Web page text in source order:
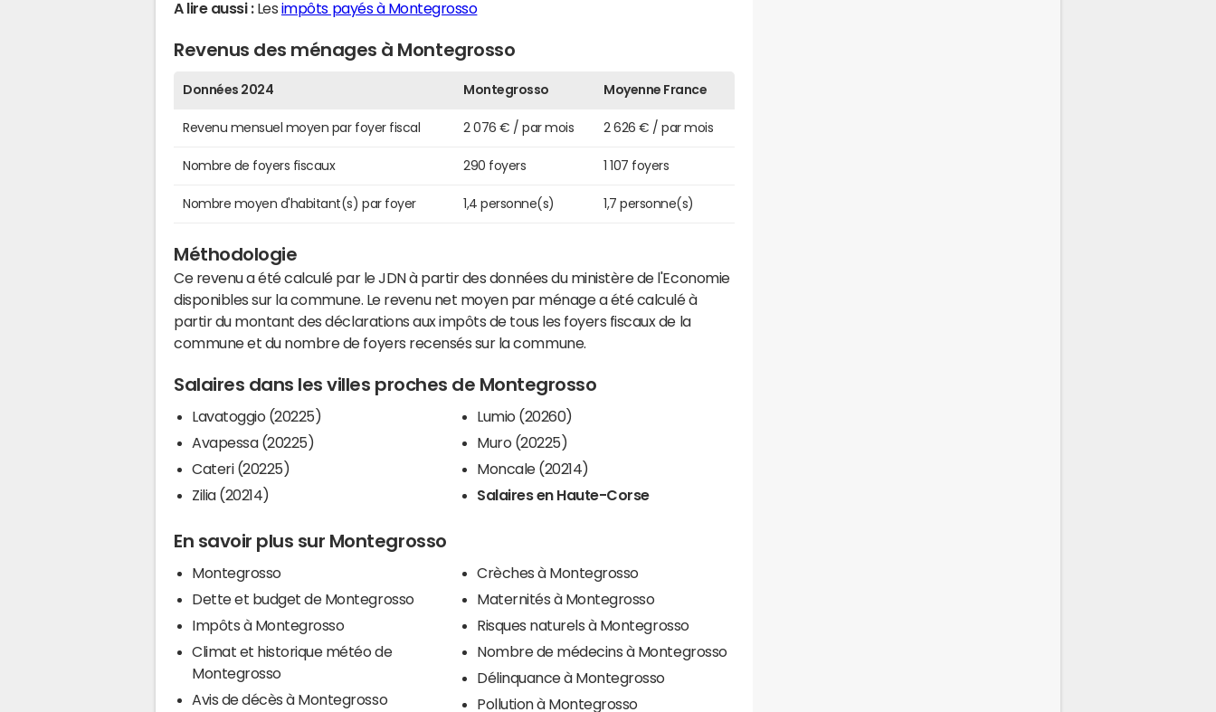
A lire aussi :Les impôts payés à Montegrosso
Revenus des ménages à Montegrosso
Données 2024 Montegrosso Moyenne France
Revenu mensuel moyen par foyer fiscal 2 076 € / par mois 2 626 € / par mois
Nombre de foyers fiscaux 290 foyers 1 107 foyers
Nombre moyen d'habitant(s) par foyer 1,4 personne(s) 1,7 personne(s)
Méthodologie
Ce revenu a été calculé par le JDN à partir des données du ministère de l'Economie
disponibles sur la commune. Le revenu net moyen par ménage a été calculé à
partir du montant des déclarations aux impôts de tous les foyers fiscaux de la
commune et du nombre de foyers recensés sur la commune.
Salaires dans les villes proches de Montegrosso
Lavatoggio (20225)
Avapessa (20225)
Cateri (20225)
Zilia (20214)
Lumio (20260)
Muro (20225)
Moncale (20214)
Salaires en Haute-Corse
En savoir plus sur Montegrosso
Montegrosso
Dette et budget de Montegrosso
Impôts à Montegrosso
Climat et historique météo de
Montegrosso
Avis de décès à Montegrosso
Crèches à Montegrosso
Maternités à Montegrosso
Risques naturels à Montegrosso
Nombre de médecins à Montegrosso
Délinquance à Montegrosso
Pollution à Montegrosso